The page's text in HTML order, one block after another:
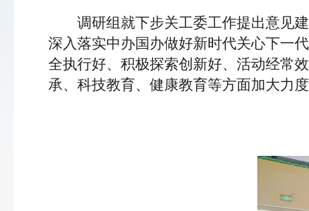
调研组就下步关工委工作提出意见
深入落实中办国办做好新时代关心下一
全执行好、积极探索创新好、活动经常
承、科技教育、健康教育等方面加大力